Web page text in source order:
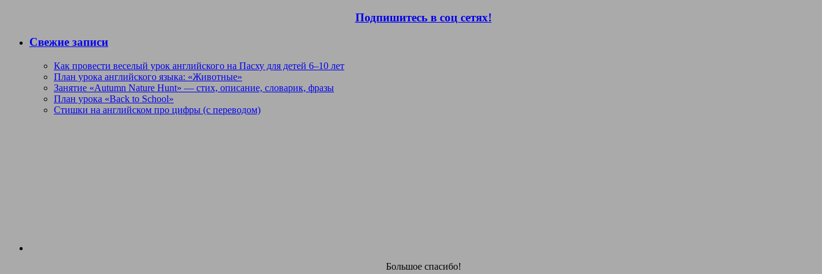
Подпишитесь в соц сетях!
Свежие записи
Как провести веселый урок английского на Пасху для детей 6–10 лет
План урока английского языка: «Животные»
Занятие «Autumn Nature Hunt» — стих, описание, словарик, фразы
План урока «Back to School»
Стишки на английском про цифры (с переводом)
Большое спасибо!